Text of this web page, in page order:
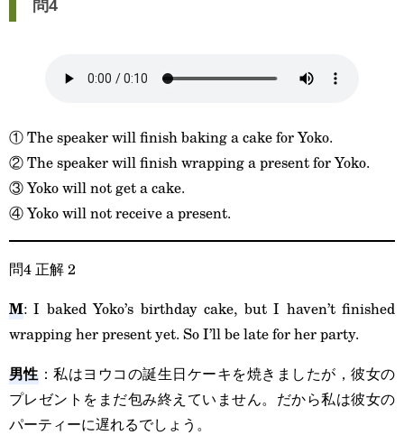
問4
① The speaker will finish baking a cake for Yoko.
② The speaker will finish wrapping a present for Yoko.
③ Yoko will not get a cake.
④ Yoko will not receive a present.
問4 正解 2
M: I baked Yoko’s birthday cake, but I haven’t finished
wrapping her present yet. So I’ll be late for her party.
男性：私はヨウコの誕生日ケーキを焼きましたが，彼女の
プレゼントをまだ包み終えていません。だから私は彼女の
パーティーに遅れるでしょう。